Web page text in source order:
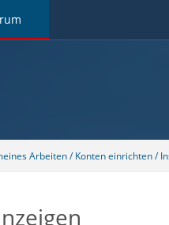
Arbeiten / Konten einrichten /